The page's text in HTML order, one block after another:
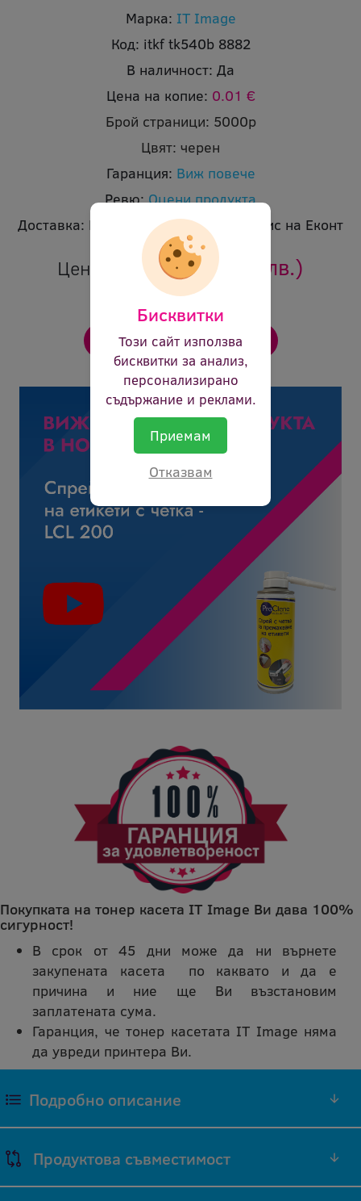
Марка: IT Image
Код: itkf tk540b 8882
В наличност: Да
Цена на копие: 0.01 €
Брой страници: 5000p
Цвят: черен
Гаранция: Виж повече
Ревю: Оцени продукта
Доставка: Безплатна доставка до офис на Еконт
Цена: 34.98 €(68.41 лв.)
Покупката на тонер касета IT Image Ви дава 100%
сигурност!
В срок от 45 дни може да ни върнете
закупената касета по каквато и да е
причина и ние ще Ви възстановим
заплатената сума.
Гаранция, че тонер касетата IT Image няма
да увреди принтера Ви.
Подробно описание
РЕПРОИЗВЕДЕНА IT IMAGE ТОНЕР КАСЕТА
Продуктова съвместимост
Бисквитки
Този сайт използва
бисквитки за анализ,
персонализирано
съдържание и реклами.
Приемам
Отказвам